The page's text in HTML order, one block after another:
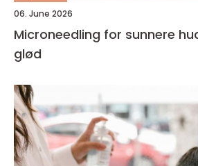
06. June 2026
Microneedling for sunnere
glød